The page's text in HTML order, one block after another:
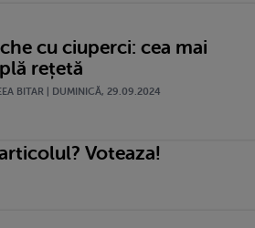
cu ciuperci: cea mai
rețetă
BITAR | DUMINICĂ, 29.09.2024
Voteaza!